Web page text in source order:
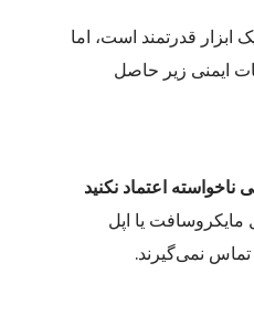
ابزار قدرتمند است، اما
ایمنی زیر حاصل
اعتماد نکنید
یا اپل
تماس نمی‌گیرند.